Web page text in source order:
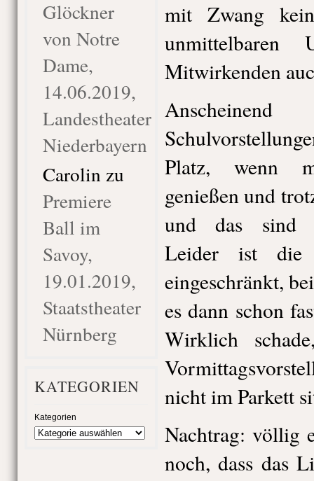
Glöckner
von Notre
Dame,
14.06.2019,
Landestheater
Niederbayern
Carolin zu
Premiere
Ball im
Savoy,
19.01.2019,
Staatstheater
Nürnberg
KATEGORIEN
Kategorien
mit Zwang
unmittelbaren
Mitwirkenden
Platz, wenn
genießen und
und das sind
Leider ist die
eingeschränkt,
es dann schon
Wirklich
nicht im Parkett
Nachtrag: völlig
noch, dass das